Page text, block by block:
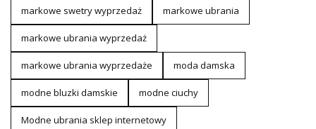
markowe swetry wyprzedaż markowe ubrania
markowe ubrania wyprzedaż
markowe ubrania wyprzedaże moda damska
modne bluzki damskie modne ciuchy
Modne ubrania sklep internetowy